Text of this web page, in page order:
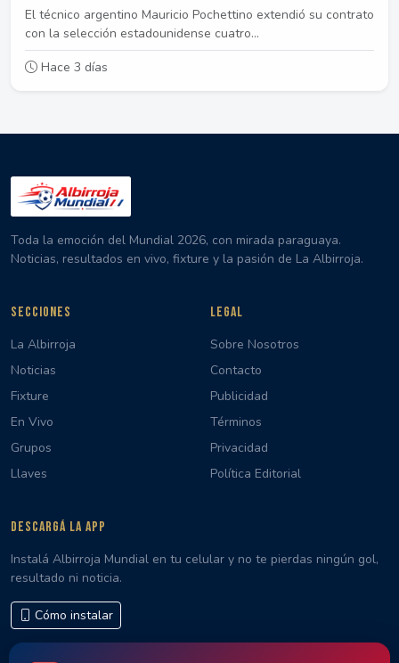
El técnico argentino Mauricio Pochettino extendió su contrato
con la selección estadounidense cuatro...
Hace 3 días
Toda la emoción del Mundial 2026, con mirada paraguaya.
Noticias, resultados en vivo, fixture y la pasión de La Albirroja.
SECCIONES
La Albirroja
Noticias
Fixture
En Vivo
Grupos
Llaves
LEGAL
Sobre Nosotros
Contacto
Publicidad
Términos
Privacidad
Política Editorial
DESCARGÁ LA APP
Instalá Albirroja Mundial en tu celular y no te pierdas ningún gol,
resultado ni noticia.
Cómo instalar